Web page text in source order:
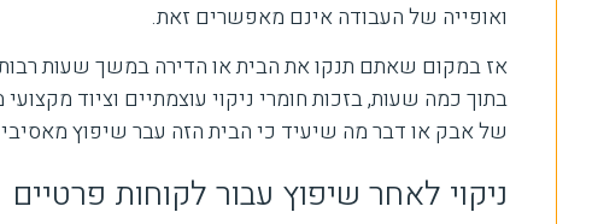
ואופייה של העבודה אינם מאפשרים זאת.
אז במקום שאתם תנקו את הבית או הדירה במשך שעות רבות
בתוך כמה שעות, בזכות חומרי ניקוי עוצמתיים וציוד
של אבק או דבר מה שיעיד כי הבית הזה עבר שיפוץ
ניקוי לאחר שיפוץ עבור לקוחות פרטיים